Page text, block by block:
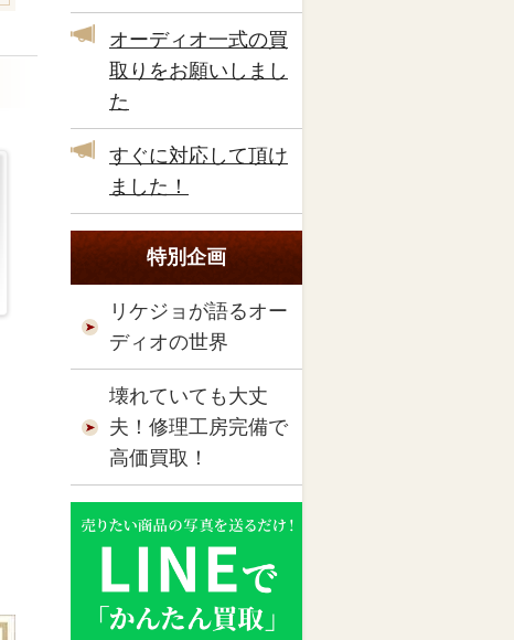
オーディオ一式の買
取りをお願いしまし
た
すぐに対応して頂け
ました！
特別企画
リケジョが語るオー
ディオの世界
壊れていても大丈
夫！修理工房完備で
高価買取！